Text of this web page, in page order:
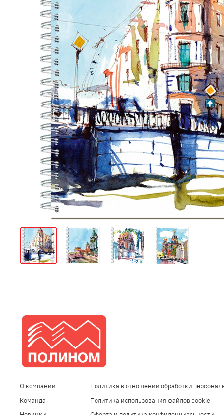
О компании
Команда
Политика в отношении обработки
Политика использования файлов cookie